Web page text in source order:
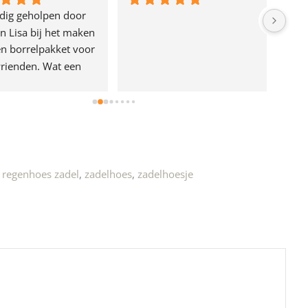
geholpen door
Lisa bij het maken
borrelpakket voor
Wat een
regenhoes zadel, zadelhoes, zadelhoesje